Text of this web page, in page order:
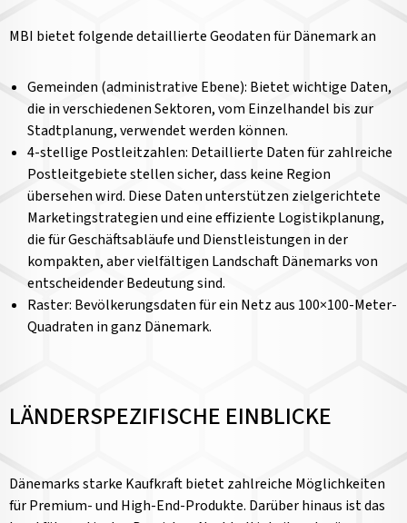
MBI bietet folgende detaillierte Geodaten für Dänemark an
Gemeinden (administrative Ebene): Bietet wichtige Daten,
die in verschiedenen Sektoren, vom Einzelhandel bis zur
Stadtplanung, verwendet werden können.
4-stellige Postleitzahlen: Detaillierte Daten für zahlreiche
Postleitgebiete stellen sicher, dass keine Region
übersehen wird. Diese Daten unterstützen zielgerichtete
Marketingstrategien und eine effiziente Logistikplanung,
die für Geschäftsabläufe und Dienstleistungen in der
kompakten, aber vielfältigen Landschaft Dänemarks von
entscheidender Bedeutung sind.
Raster: Bevölkerungsdaten für ein Netz aus 100×100-Meter-
Quadraten in ganz Dänemark.
LÄNDERSPEZIFISCHE EINBLICKE
Dänemarks starke Kaufkraft bietet zahlreiche Möglichkeiten
für Premium- und High-End-Produkte. Darüber hinaus ist das